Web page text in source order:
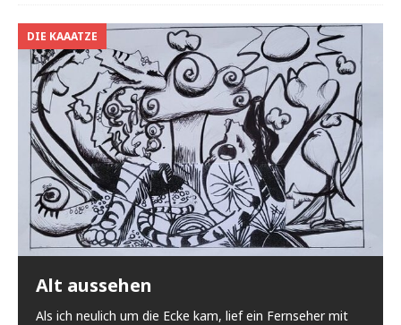
DIE KAAATZE
Alt aussehen
Als ich neulich um die Ecke kam, lief ein Fernseher mit